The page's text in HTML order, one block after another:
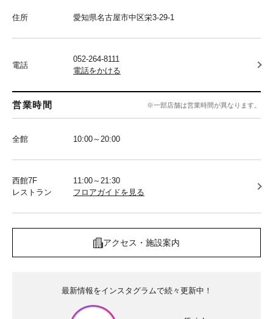
住所 愛知県名古屋市中区栄3-29-1
電話
052-264-8111
電話をかける
営業時間 ※一部店舗は営業時間が異なります。
全館 10:00～20:00
西館7F
レストラン
11:00～21:30
フロアガイドを見る
アクセス・施設案内
最新情報をインスタグラムで続々更新中！